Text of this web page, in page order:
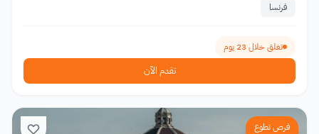
فرنسا
تغلق خلال 23 يوم
تقدم الآن
فرص تطوع